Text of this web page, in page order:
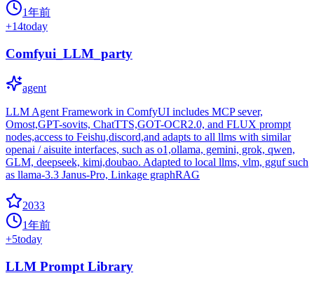
1年前
+14today
Comfyui_LLM_party
agent
LLM Agent Framework in ComfyUI includes MCP sever,
Omost,GPT-sovits, ChatTTS,GOT-OCR2.0, and FLUX prompt
nodes,access to Feishu,discord,and adapts to all llms with similar
openai / aisuite interfaces, such as o1,ollama, gemini, grok, qwen,
GLM, deepseek, kimi,doubao. Adapted to local llms, vlm, gguf such
as llama-3.3 Janus-Pro, Linkage graphRAG
2033
1年前
+5today
LLM Prompt Library